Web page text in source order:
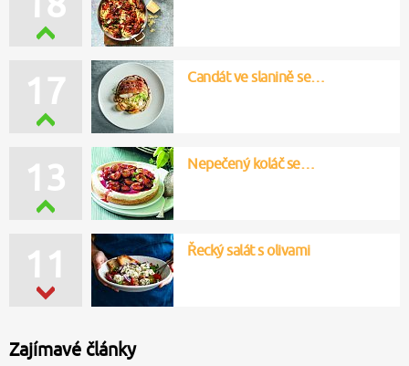
16 Candát ve slanině se…
14 Nepečený koláč se…
10 Řecký salát s olivami
Zajímavé články